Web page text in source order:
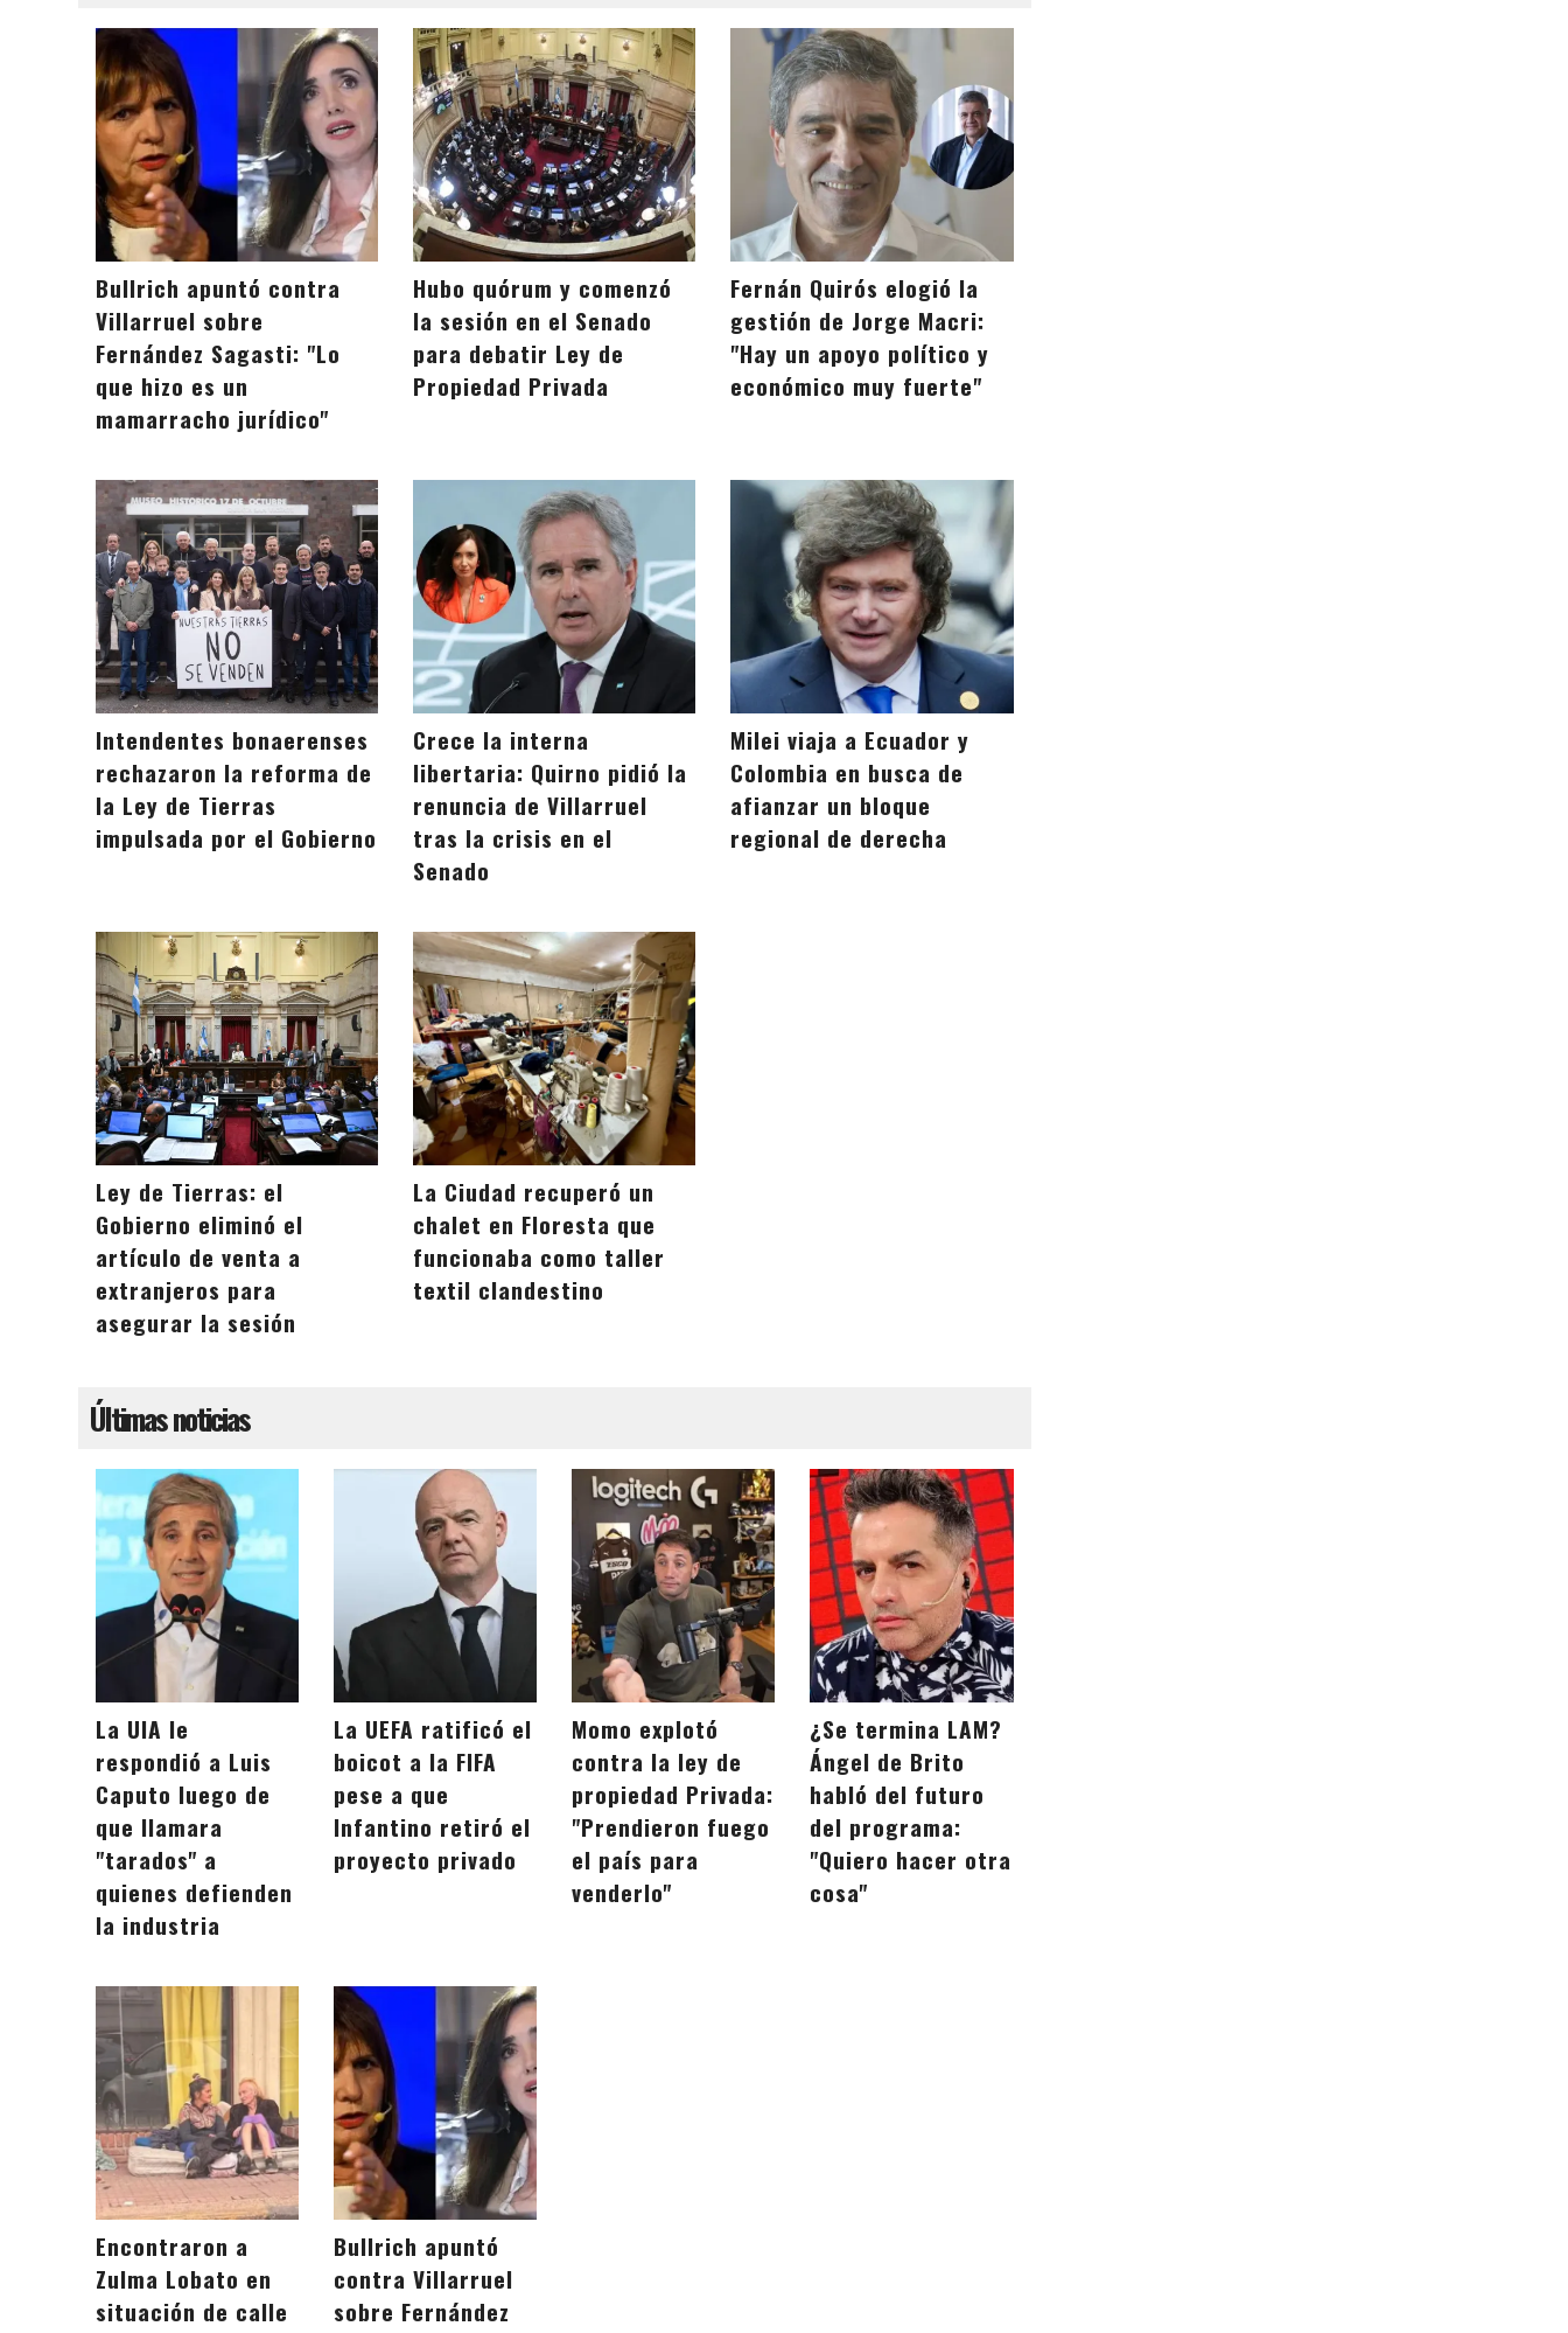
Bullrich apuntó contra
Villarruel sobre
Fernández Sagasti: "Lo
que hizo es un
mamarracho jurídico"
Hubo quórum y comenzó
la sesión en el Senado
para debatir Ley de
Propiedad Privada
Fernán Quirós elogió la
gestión de Jorge Macri:
"Hay un apoyo político y
económico muy fuerte"
Intendentes bonaerenses
rechazaron la reforma de
la Ley de Tierras
impulsada por el Gobierno
Crece la interna
libertaria: Quirno pidió la
renuncia de Villarruel
tras la crisis en el
Senado
Milei viaja a Ecuador y
Colombia en busca de
afianzar un bloque
regional de derecha
Ley de Tierras: el
Gobierno eliminó el
artículo de venta a
extranjeros para
asegurar la sesión
La Ciudad recuperó un
chalet en Floresta que
funcionaba como taller
textil clandestino
Últimas noticias
La UIA le
respondió a Luis
Caputo luego de
que llamara
"tarados" a
quienes defienden
la industria
La UEFA ratificó el
boicot a la FIFA
pese a que
Infantino retiró el
proyecto privado
Momo explotó
contra la ley de
propiedad Privada:
"Prendieron fuego
el país para
venderlo"
¿Se termina LAM?
Ángel de Brito
habló del futuro
del programa:
"Quiero hacer otra
cosa"
Encontraron a
Zulma Lobato en
situación de calle
Bullrich apuntó
contra Villarruel
sobre Fernández